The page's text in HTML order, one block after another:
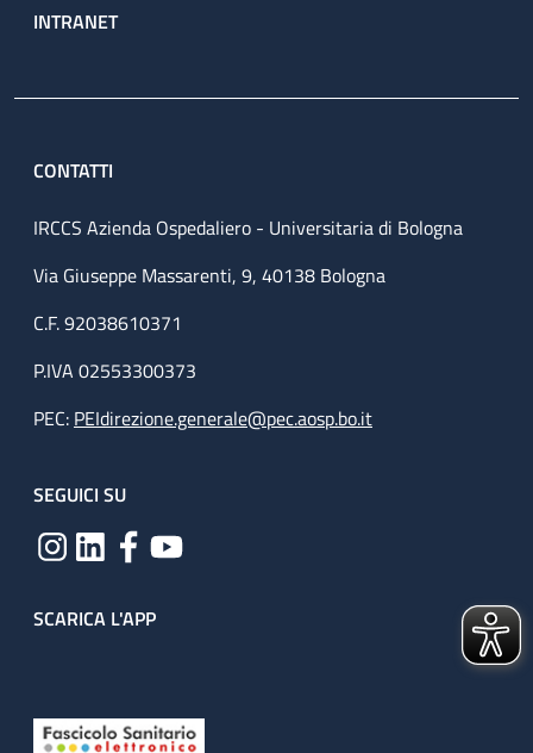
INTRANET
CONTATTI
IRCCS Azienda Ospedaliero - Universitaria di Bologna
Via Giuseppe Massarenti, 9, 40138 Bologna
C.F. 92038610371
P.IVA 02553300373
PEC: PEIdirezione.generale@pec.aosp.bo.it
SEGUICI SU
SCARICA L'APP